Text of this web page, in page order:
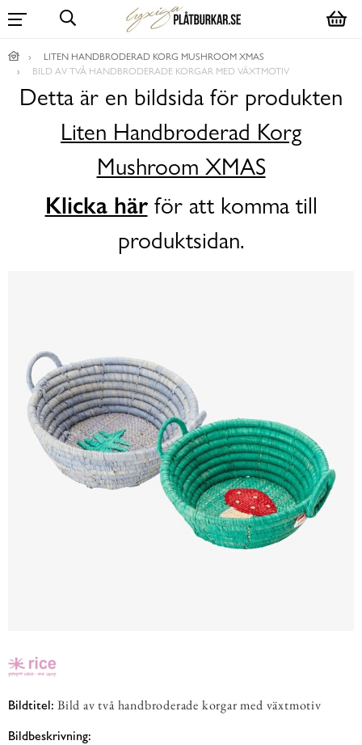
LITEN HANDBRODERAD KORG MUSHROOM XMAS
BILD AV TVÅ HANDBRODERADE KORGAR MED VÄXTMOTIV
Detta är en bildsida för produkten
Liten Handbroderad Korg
Mushroom XMAS
Klicka härför att komma till
produktsidan.
Bildtitel: Bild av två handbroderade korgar med växtmotiv
Bildbeskrivning: